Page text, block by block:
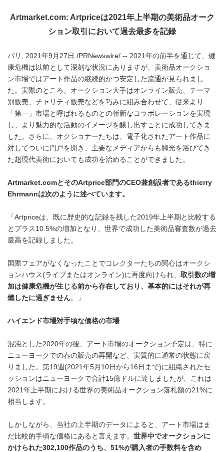
Artmarket.com: Artpriceは2021年上半期の美術品オーク
ション取引において過去最多を記録
パリ, 2021年9月27日 /PRNewswire/ -- 2021年の前半を通じて、健
康危機は以前として深刻な状況にありますが、美術品オークショ
ン市場ではアート作品の継続的かつ安定した流通が見られまし
た。実際のところ、オークション大手はオンライン販売、テーマ
別販売、チャリティ販売などを巧みに組み合わせて、従来より
「第一」市場と呼ばれるものとの斬新なコラボレーションを実現
し、より魅力的な活動のイメージを醸し出すことに成功してきま
した。さらに、オクショナーたちは、電子化されたアート作品に
対してついに門戸を開き、主要なメディアからも脚光を浴びてき
た超現代美術においても成功を治めることができました。
Artmarket.comとそのArtprice部門のCEO兼創設者であるthierry
Ehrmannは次のように述べています。
「Artpriceは、既に歴史的な記録を残した2019年上半期と比較する
とプラス10.5%の増加となり、世界で成功した美術品審査数が過去
最高を記録しました。
国際フェアがなくなったことでコレクターたちの関心はオークシ
ョンハウス(ライブまたはオンライン)に再度向けられ、 取引数の増
加は健康危機が生じる前から存在しており、基本的にはそれが再
燃したに過ぎません。」
ハイエンド市場対手頃な価格の市場
混沌とした2020年の後、アート市場のオークション予定は、特に
ニューヨークでの春の販売の再開など、実質的に通常の状態に戻
りました。第19週(2021年5月10日から16日まで)に組織されたセ
ッションはニューヨークで合計15億ドルに達しましたが、これは
2021年上半期における世界の美術品オークション落札額の21%に
相当します。
しかしながら、当社の上半期のデータによると、アート市場はま
だ比較的手頃な価格にあると言えます。 世界中でオークションに
かけられた302,100作品のうち、 51%が購入者の手数料を含め